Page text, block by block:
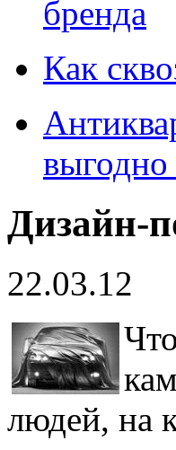
бренда
Как
выгодно
Дизайн-
22.03.12
людей, на